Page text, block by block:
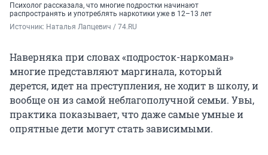
Психолог рассказала, что многие подростки начинают
распространять и употреблять наркотики уже в 12–13 лет
Источник: Наталья Лапцевич / 74.RU
Наверняка при словах «подросток-наркоман»
многие представляют маргинала, который
дерется, идет на преступления, не ходит в школу, и
вообще он из самой неблагополучной семьи. Увы,
практика показывает, что даже самые умные и
опрятные дети могут стать зависимыми.